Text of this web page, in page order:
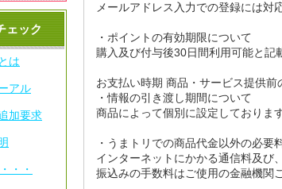
ェック
は
アル
加要求
・・
メールアドレス入力での登録には対
・ポイントの有効期限について
購入及び付与後30日間利用可能と記
お支払い時期 商品・サービス提供前
・情報の引き渡し期間について
商品によって個別に設定しておりま
・うまトリでの商品代金以外の必要
インターネットにかかる通信料及び
振込みの手数料はご使用の金融機関